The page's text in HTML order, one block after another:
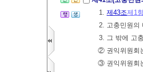
1. 제43조제1
2. 고충민원의
3. 그 밖에 고
② 권익위원회
③ 권익위원회